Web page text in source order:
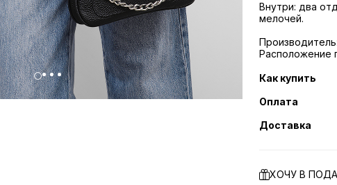
Внутри: два
мелочей.
Расположение
Как купить
Оплата
Доставка
ХОЧУ В